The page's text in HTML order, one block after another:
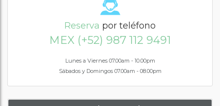
Reserva por teléfono
MEX (+52) 987 112 9491
Lunes a Viernes 07.00am - 10.00pm
Sábados y Domingos 07.00am - 08.00pm